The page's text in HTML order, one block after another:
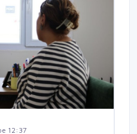
12:37